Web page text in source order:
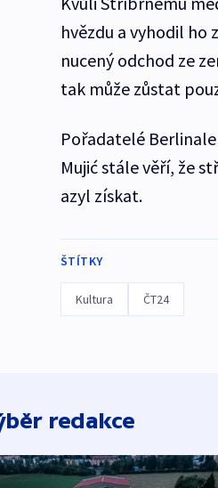
hvězdu a vyhodil ho
nucený odchod ze
tak může zůstat
Pořadatelé
Mujić stále věří, že
azyl získat.
ŠTÍTKY
Kultura ČT24
redakce